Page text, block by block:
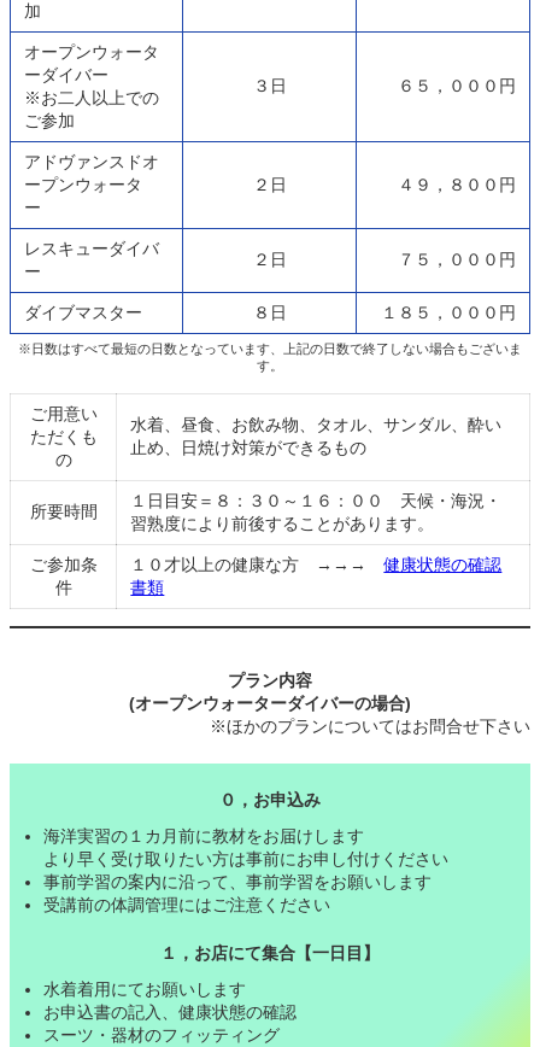
加
オープンウォータ
ーダイバー
※お二人以上での
ご参加
３日 ６５，０００円
アドヴァンスドオ
ープンウォータ
ー
２日 ４９，８００円
レスキューダイバ
ー
２日 ７５，０００円
ダイブマスター ８日 １８５，０００円
※日数はすべて最短の日数となっています、上記の日数で終了しない場合もございま
す。
ご用意い
ただくも
の
水着、昼食、お飲み物、タオル、サンダル、酔い
止め、日焼け対策ができるもの
所要時間
１日目安＝８：３０～１６：００ 天候・海況・
習熟度により前後することがあります。
ご参加条
件
１０才以上の健康な方 →→→健康状態の確認
書類
プラン内容
(オープンウォーターダイバーの場合)
※ほかのプランについてはお問合せ下さい
０，お申込み
海洋実習の１カ月前に教材をお届けします
より早く受け取りたい方は事前にお申し付けください
事前学習の案内に沿って、事前学習をお願いします
受講前の体調管理にはご注意ください
１，お店にて集合【一日目】
水着着用にてお願いします
お申込書の記入、健康状態の確認
スーツ・器材のフィッティング